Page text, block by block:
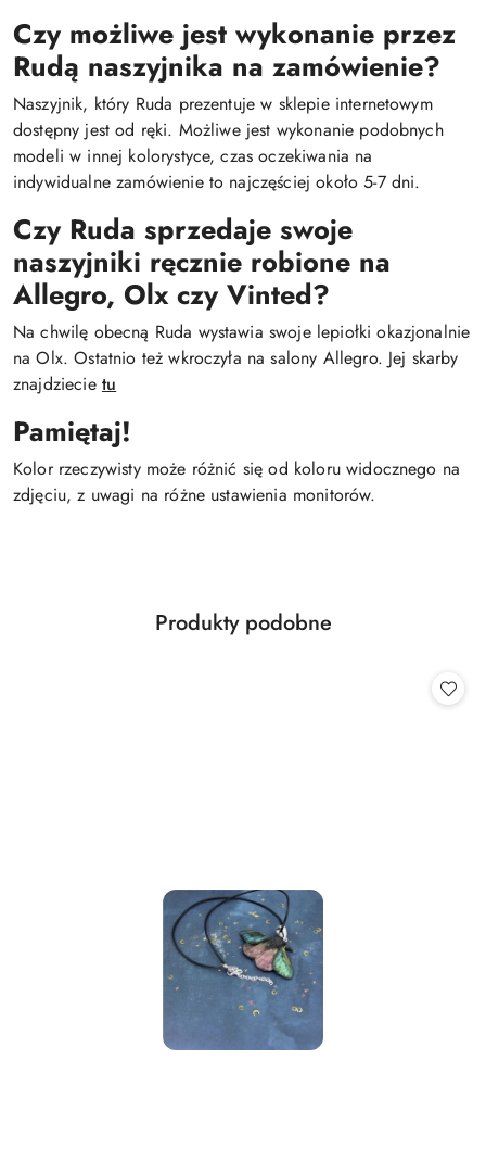
Czy możliwe jest wykonanie przez
Rudą naszyjnika na zamówienie?
Naszyjnik, który Ruda prezentuje w sklepie internetowym
dostępny jest od ręki. Możliwe jest wykonanie podobnych
modeli w innej kolorystyce, czas oczekiwania na
indywidualne zamówienie to najczęściej około 5-7 dni.
Czy Ruda sprzedaje swoje
naszyjniki ręcznie robione na
Allegro, Olx czy Vinted?
Na chwilę obecną Ruda wystawia swoje lepiołki okazjonalnie
na Olx. Ostatnio też wkroczyła na salony Allegro. Jej skarby
znajdziecie tu
Pamiętaj!
Kolor rzeczywisty może różnić się od koloru widocznego na
zdjęciu, z uwagi na różne ustawienia monitorów.
Pomiń karuzelę produktów
Produkty
Produkty podobne